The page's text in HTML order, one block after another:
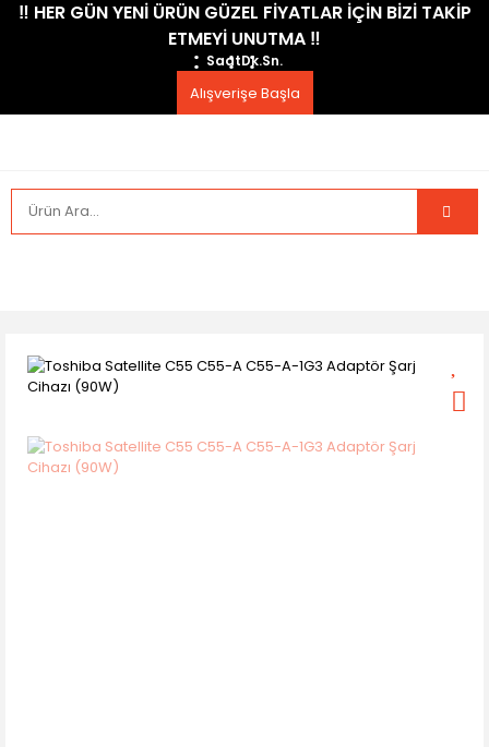
​‼️​ HER GÜN YENİ ÜRÜN GÜZEL FİYATLAR İÇİN BİZİ TAKİP
ETMEYİ UNUTMA ​‼️​
SaatDk.Sn.
Alışverişe Başla